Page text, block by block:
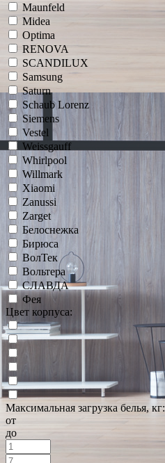
Maunfeld
Midea
Optima
RENOVA
SCANDILUX
Samsung
Saturn
Schaub Lorenz
Siemens
Vestel
Weissgauff
Whirlpool
Willmark
Xiaomi
Zanussi
Zarget
Белоснежка
Бирюса
ВолТек
Вольтера
СЛАВДА
Фея
Цвет корпуса:
Максимальная загрузка белья, кг:
от
до